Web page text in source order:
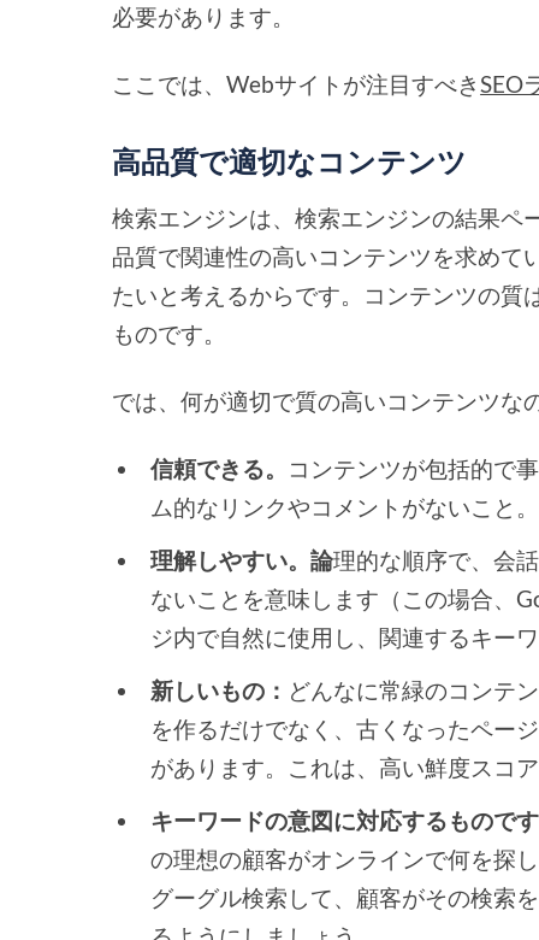
必要があります。
ここでは、Webサイトが注目すべきSEO
高品質で適切なコンテンツ
検索エンジンは、検索エンジンの結果ペ
品質で関連性の高いコンテンツを求めて
たいと考えるからです。コンテンツの質
ものです。
では、何が適切で質の高いコンテンツな
信頼できる。
コンテンツが包括的で
ム的なリンクやコメントがないこと。
理解しやすい。論理的な順序で、会
ないことを意味します（この場合、
ジ内で自然に使用し、関連するキー
新しいもの： どんなに常緑のコンテ
を作るだけでなく、古くなったペー
があります。これは、高い鮮度スコ
キーワードの意図に対応するもので
の理想の顧客がオンラインで何を探
グーグル検索して、顧客がその検索